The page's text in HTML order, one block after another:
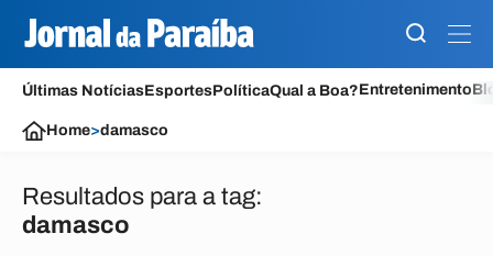
Últimas NotíciasEsportesPolíticaQual a Boa?Entretenimento
Home>damasco
Resultados para a tag:
damasco